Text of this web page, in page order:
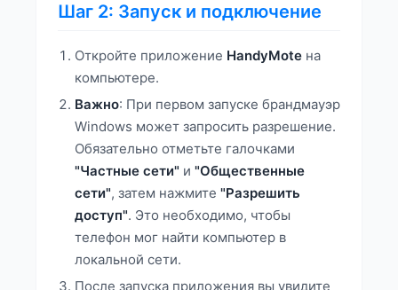
Шаг 2: Запуск и подключение
Откройте приложение HandyMoteна
компьютере.
Важно: При первом запуске брандмауэр
Windows может запросить разрешение.
Обязательно отметьте галочками
"Частные сети" и "Общественные
сети", затем нажмите "Разрешить
доступ". Это необходимо, чтобы
телефон мог найти компьютер в
локальной сети.
После запуска приложения вы увидите